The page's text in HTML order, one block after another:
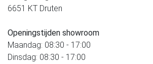
6651 KT Druten
Openingstijden showroom
Maandag: 08:30 - 17:00
Dinsdag: 08:30 - 17:00